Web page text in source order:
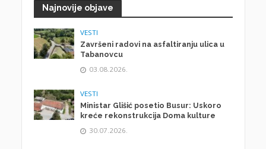
Najnovije objave
VESTI
Završeni radovi na asfaltiranju ulica u
Tabanovcu
03.08.2026.
VESTI
Ministar Glišić posetio Busur: Uskoro
kreće rekonstrukcija Doma kulture
30.07.2026.